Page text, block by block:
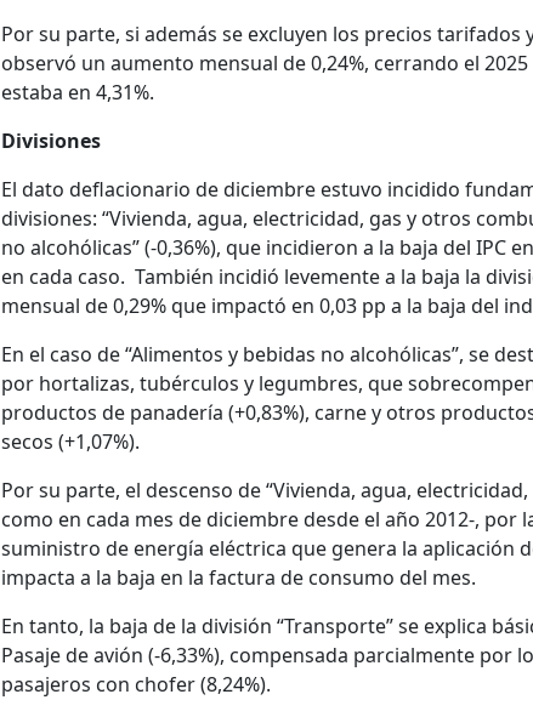
Por su parte, si además se excluyen los precios tarifados
observó un aumento mensual de 0,24%, cerrando el
estaba en 4,31%.
Divisiones
El dato deflacionario de diciembre estuvo incidido
divisiones: “Vivienda, agua, electricidad, gas y otros
no alcohólicas” (-0,36%), que incidieron a la baja del IPC
en cada caso. También incidió levemente a la baja la
mensual de 0,29% que impactó en 0,03 pp a la baja del
En el caso de “Alimentos y bebidas no alcohólicas”, se
por hortalizas, tubérculos y legumbres, que
productos de panadería (+0,83%), carne y otros
secos (+1,07%).
Por su parte, el descenso de “Vivienda, agua,
como en cada mes de diciembre desde el año 2012-, por
suministro de energía eléctrica que genera la aplicación
impacta a la baja en la factura de consumo del mes.
En tanto, la baja de la división “Transporte” se explica
Pasaje de avión (-6,33%), compensada parcialmente por
pasajeros con chofer (8,24%).